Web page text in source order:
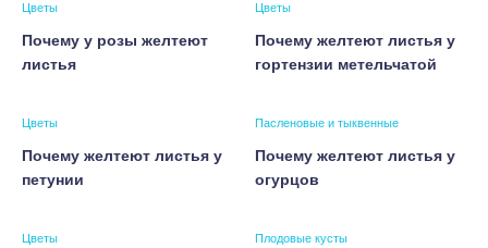
Цветы
Почему у розы желтеют
листья
Цветы
Почему желтеют листья у
гортензии метельчатой
Цветы
Почему желтеют листья у
петунии
Пасленовые и тыквенные
Почему желтеют листья у
огурцов
Цветы Плодовые кусты